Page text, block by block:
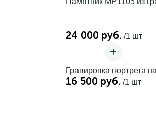
24 000 руб. /1 шт
Гравировка портрета
16 500 руб. /1 шт